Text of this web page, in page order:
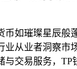
如璀璨星辰般
从业者洞察市
交易服务，